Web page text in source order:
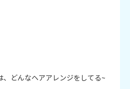
、どんなヘアアレンジをしてる~